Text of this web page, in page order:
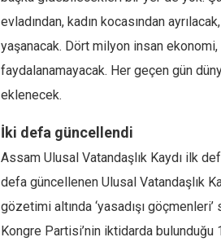
evladından, kadın kocasından
yaşanacak. Dört milyon insan
faydalanamayacak. Her geçen gün
eklenecek.
İki defa güncellendi
Assam Ulusal Vatandaşlık Kaydı ilk
defa güncellenen Ulusal Vatandaşlık
gözetimi altında ‘yasadışı
Kongre Partisi’nin iktidarda bulunduğu